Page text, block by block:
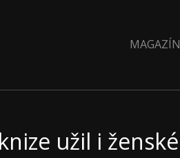
MAGAZÍN
užil i ženské